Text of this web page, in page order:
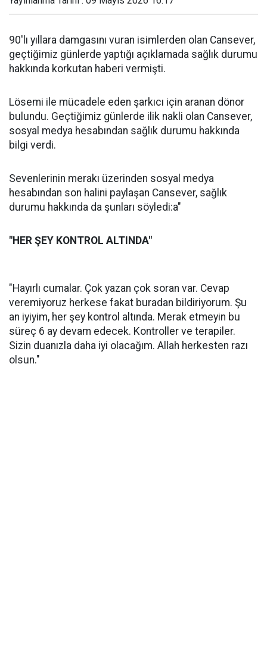
90'lı yıllara damgasını vuran isimlerden olan Cansever,
geçtiğimiz günlerde yaptığı açıklamada sağlık durumu
hakkında korkutan haberi vermişti.
Lösemi ile mücadele eden şarkıcı için aranan dönor
bulundu. Geçtiğimiz günlerde ilik nakli olan Cansever,
sosyal medya hesabından sağlık durumu hakkında
bilgi verdi.
Sevenlerinin merakı üzerinden sosyal medya
hesabından son halini paylaşan Cansever, sağlık
durumu hakkında da şunları söyledi:a"
"HER ŞEY KONTROL ALTINDA"
"Hayırlı cumalar. Çok yazan çok soran var. Cevap
veremiyoruz herkese fakat buradan bildiriyorum. Şu
an iyiyim, her şey kontrol altında. Merak etmeyin bu
süreç 6 ay devam edecek. Kontroller ve terapiler.
Sizin duanızla daha iyi olacağım. Allah herkesten razı
olsun."